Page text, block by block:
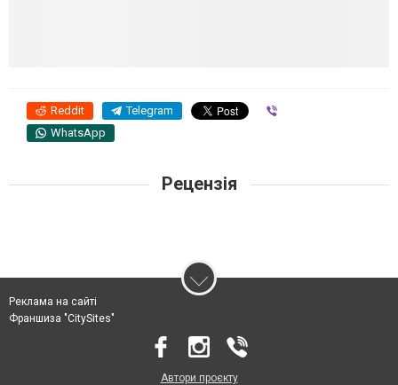
Reddit Telegram
WhatsApp
Рецензія
Реклама на сайті
Франшиза "CitySites"
Автори проєкту